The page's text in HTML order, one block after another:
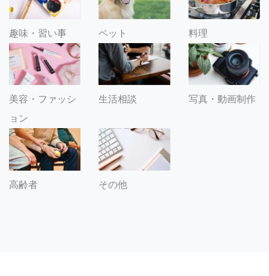
趣味・習い事 ペット 料理
美容・ファッシ
ョン
生活相談 写真・動画制作
高齢者 その他